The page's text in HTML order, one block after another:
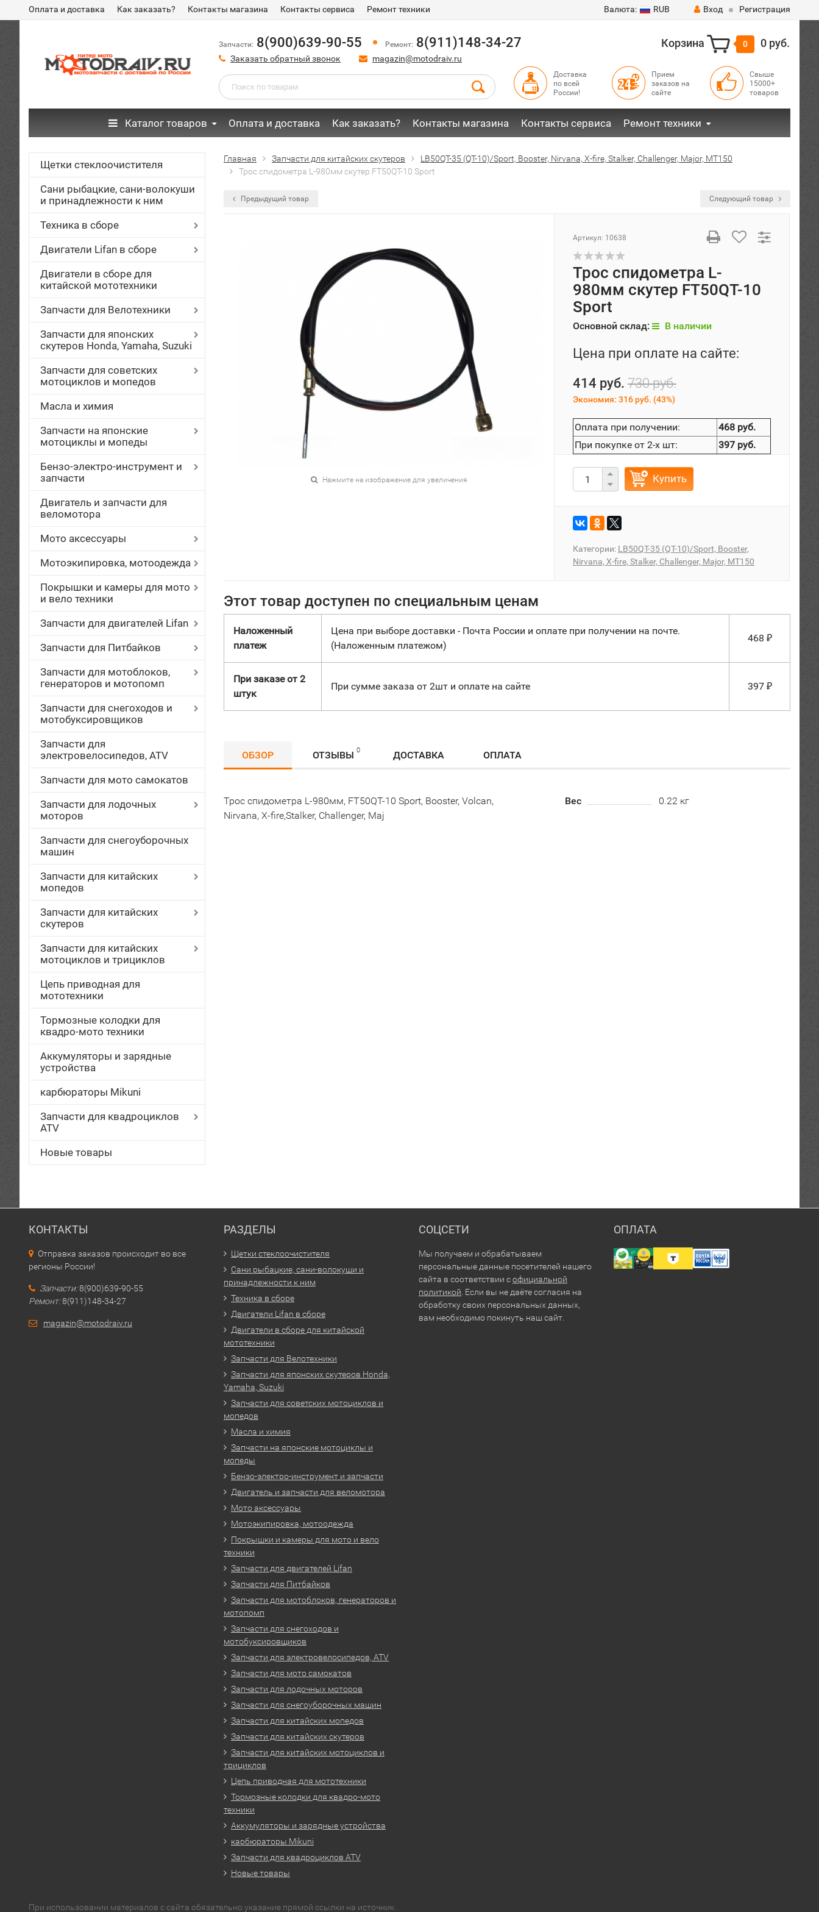
Оплата и доставка Как заказать? Контакты магазина Контакты сервиса Ремонт техники Валюта: RUB Вход Регистрация
Запчасти: 8(900)639-90-55 Ремонт: 8(911)148-34-27
Заказать обратный звонок magazin@motodraiv.ru
Корзина 0 0 руб.
Доставка
по всей
России!
Прием
заказов на
сайте
Свыше
15000+
товаров
Каталог товаров Оплата и доставка Как заказать? Контакты магазина Контакты сервиса Ремонт техники
Щетки стеклоочистителя
Сани рыбацкие, сани-волокуши
и принадлежности к ним
Техника в сборе
Двигатели Lifan в сборе
Двигатели в сборе для
китайской мототехники
Запчасти для Велотехники
Запчасти для японских
скутеров Honda, Yamaha, Suzuki
Запчасти для советских
мотоциклов и мопедов
Масла и химия
Запчасти на японские
мотоциклы и мопеды
Бензо-электро-инструмент и
запчасти
Двигатель и запчасти для
веломотора
Мото аксессуары
Мотоэкипировка, мотоодежда
Покрышки и камеры для мото
и вело техники
Запчасти для двигателей Lifan
Запчасти для Питбайков
Запчасти для мотоблоков,
генераторов и мотопомп
Запчасти для снегоходов и
мотобуксировщиков
Запчасти для
электровелосипедов, ATV
Запчасти для мото самокатов
Запчасти для лодочных
моторов
Запчасти для снегоуборочных
машин
Запчасти для китайских
мопедов
Запчасти для китайских
скутеров
Запчасти для китайских
мотоциклов и трициклов
Цепь приводная для
мототехники
Тормозные колодки для
квадро-мото техники
Аккумуляторы и зарядные
устройства
карбюраторы Mikuni
Запчасти для квадроциклов
ATV
Новые товары
Главная Запчасти для китайских скутеров
LB50QT-35 (QT-10)/Sport, Booster, Nirvana, X-fire, Stalker, Challenger, Major, MT150
Трос спидометра L-980мм скутер FT50QT-10 Sport
Предыдущий товар Следующий товар
Нажмите на изображение для увеличения
Артикул: 10638
Трос спидометра L-
980мм скутер FT50QT-10
Sport
Основной склад: В наличии
Цена при оплате на сайте:
414 руб. 730 руб.
Экономия: 316 руб. (43%)
Оплата при получении:
468 руб.
При покупке от 2-х шт:
397 руб.
Купить
Категории: LB50QT-35 (QT-10)/Sport, Booster,
Nirvana, X-fire, Stalker, Challenger, Major, MT150
Этот товар доступен по специальным ценам
Наложенный
платеж
Цена при выборе доставки - Почта России и оплате при получении на почте.
(Наложенным платежом)
468 ₽
При заказе от 2
штук
При сумме заказа от 2шт и оплате на сайте 397 ₽
ОБЗОР ОТЗЫВЫ 0 ДОСТАВКА ОПЛАТА
Трос спидометра L-980мм, FT50QT-10 Sport, Booster, Volcan,
Nirvana, X-fire,Stalker, Challenger, Maj
Вес 0.22 кг
КОНТАКТЫ
Отправка заказов происходит во все
регионы России!
Запчасти:8(900)639-90-55
Ремонт:8(911)148-34-27
magazin@motodraiv.ru
РАЗДЕЛЫ
Щетки стеклоочистителя
Сани рыбацкие, сани-волокуши и
принадлежности к ним
Техника в сборе
Двигатели Lifan в сборе
Двигатели в сборе для китайской
мототехники
Запчасти для Велотехники
Запчасти для японских скутеров Honda,
Yamaha, Suzuki
Запчасти для советских мотоциклов и
мопедов
Масла и химия
Запчасти на японские мотоциклы и
мопеды
Бензо-электро-инструмент и запчасти
Двигатель и запчасти для веломотора
Мото аксессуары
Мотоэкипировка, мотоодежда
Покрышки и камеры для мото и вело
техники
Запчасти для двигателей Lifan
Запчасти для Питбайков
Запчасти для мотоблоков, генераторов и
мотопомп
Запчасти для снегоходов и
мотобуксировщиков
Запчасти для электровелосипедов, ATV
Запчасти для мото самокатов
Запчасти для лодочных моторов
Запчасти для снегоуборочных машин
Запчасти для китайских мопедов
Запчасти для китайских скутеров
Запчасти для китайских мотоциклов и
трициклов
Цепь приводная для мототехники
Тормозные колодки для квадро-мото
техники
Аккумуляторы и зарядные устройства
карбюраторы Mikuni
Запчасти для квадроциклов ATV
Новые товары
СОЦСЕТИ
Мы получаем и обрабатываем
персональные данные посетителей нашего
сайта в соответствии софициальной
политикой . Если вы не даёте согласия на
обработку своих персональных данных,
вам необходимо покинуть наш сайт.
ОПЛАТА
При использовании материалов с сайта обязательно указание прямой ссылки на источник.